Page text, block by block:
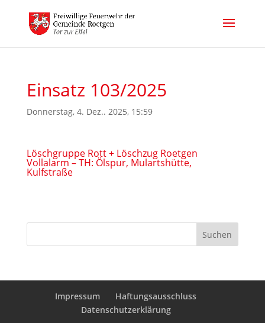
Einsatz 103/2025
Donnerstag, 4. Dez.. 2025, 15:59
Löschgruppe Rott + Löschzug Roetgen
Vollalarm – TH: Ölspur, Mulartshütte,
Kulfstraße
Suchen
Impressum
Haftungsausschluss
Datenschutzerklärung